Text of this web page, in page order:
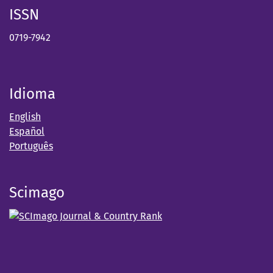
ISSN
0719-7942
Idioma
English
Español
Português
Scimago